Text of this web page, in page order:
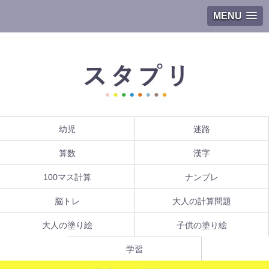
MENU
幼児 迷路
算数 漢字
100マス計算 ナンプレ
脳トレ 大人の計算問題
大人の塗り絵 子供の塗り絵
学習